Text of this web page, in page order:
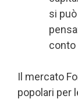
si
conto
Il mercato
popolari per